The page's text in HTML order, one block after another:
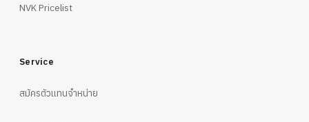
NVK Pricelist
Service
สมัครตัวแทนจำหน่าย